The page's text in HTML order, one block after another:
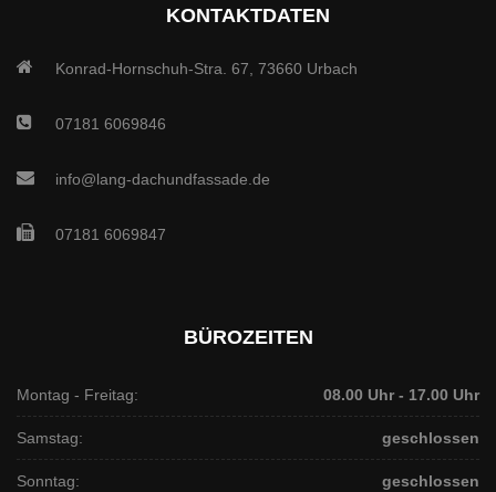
KONTAKTDATEN
Konrad-Hornschuh-Stra. 67, 73660 Urbach
07181 6069846
info@lang-dachundfassade.de
07181 6069847
BÜROZEITEN
Montag - Freitag: 08.00 Uhr - 17.00 Uhr
Samstag: geschlossen
Sonntag: geschlossen